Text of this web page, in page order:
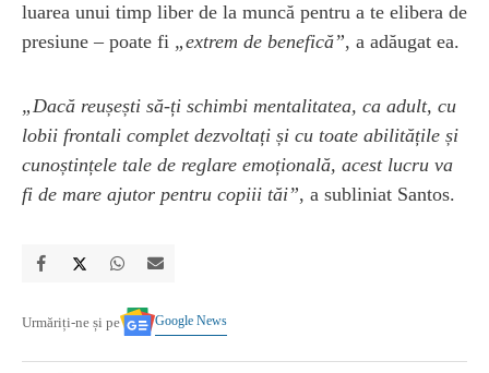
luarea unui timp liber de la muncă pentru a te elibera de
presiune – poate fi „extrem de benefică”, a adăugat ea.
„Dacă reușești să-ți schimbi mentalitatea, ca adult, cu
lobii frontali complet dezvoltați și cu toate abilitățile și
cunoștințele tale de reglare emoțională, acest lucru va
fi de mare ajutor pentru copiii tăi”, a subliniat Santos.
Urmăriți-ne și pe Google News